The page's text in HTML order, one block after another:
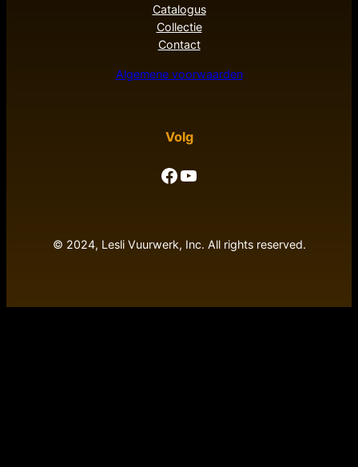
Catalogus
Collectie
Contact
Algemene voorwaarden
Volg
Facebook YouTube
© 2024, Lesli Vuurwerk, Inc. All rights reserved.